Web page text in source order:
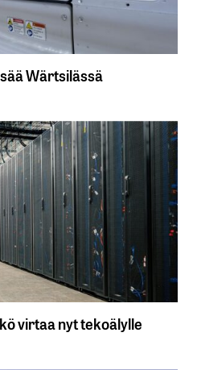
Wärtsilässä
virtaa nyt tekoälylle